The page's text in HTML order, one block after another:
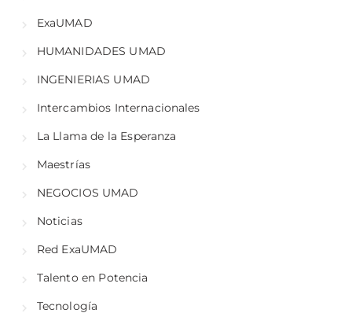
ExaUMAD
HUMANIDADES UMAD
INGENIERIAS UMAD
Intercambios Internacionales
La Llama de la Esperanza
Maestrías
NEGOCIOS UMAD
Noticias
Red ExaUMAD
Talento en Potencia
Tecnología